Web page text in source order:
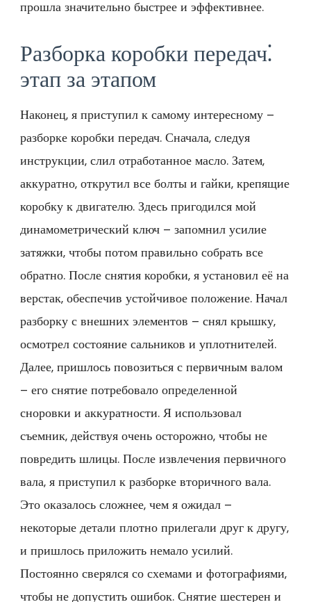
прошла значительно быстрее и эффективнее.
Разборка коробки передач⁚
этап за этапом
Наконец, я приступил к самому интересному –
разборке коробки передач. Сначала, следуя
инструкции, слил отработанное масло. Затем,
аккуратно, открутил все болты и гайки, крепящие
коробку к двигателю. Здесь пригодился мой
динамометрический ключ – запомнил усилие
затяжки, чтобы потом правильно собрать все
обратно. После снятия коробки, я установил её на
верстак, обеспечив устойчивое положение. Начал
разборку с внешних элементов – снял крышку,
осмотрел состояние сальников и уплотнителей.
Далее, пришлось повозиться с первичным валом
– его снятие потребовало определенной
сноровки и аккуратности. Я использовал
съемник, действуя очень осторожно, чтобы не
повредить шлицы. После извлечения первичного
вала, я приступил к разборке вторичного вала.
Это оказалось сложнее, чем я ожидал –
некоторые детали плотно прилегали друг к другу,
и пришлось приложить немало усилий.
Постоянно сверялся со схемами и фотографиями,
чтобы не допустить ошибок. Снятие шестерен и